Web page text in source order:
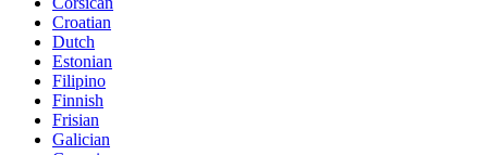
Croatian
Dutch
Estonian
Filipino
Finnish
Frisian
Galician